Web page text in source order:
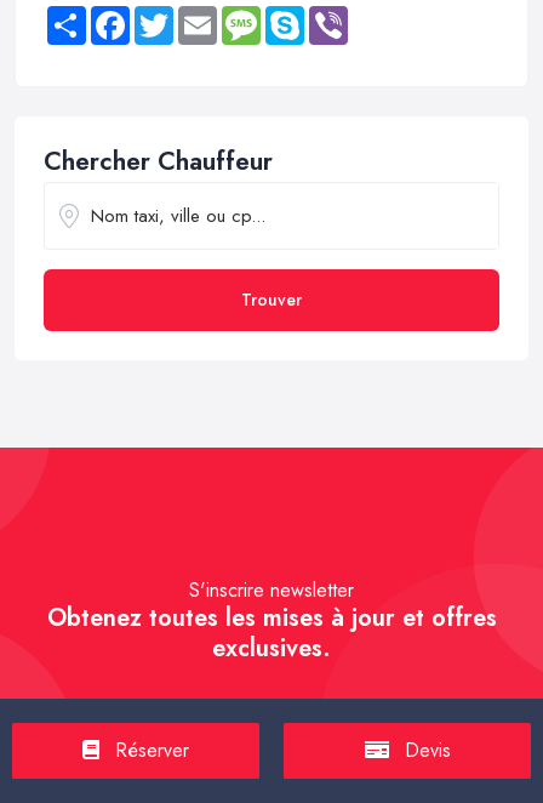
Share FacebookTwitter Email MessageSkype
Chercher Chauffeur
Trouver
S'inscrire newsletter
Obtenez toutes les mises à jour et offres
exclusives.
S'inscrire
Réserver Devis